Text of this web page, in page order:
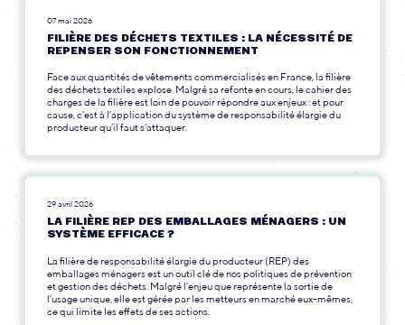
07 mai 2026
FILIÈRE DES DÉCHETS TEXTILES : LA NÉCESSITÉ DE
REPENSER SON FONCTIONNEMENT
Face aux quantités de vêtements commercialisés en France, la filière
des déchets textiles explose. Malgré sa refonte en cours, le cahier des
charges de la filière est loin de pouvoir répondre aux enjeux : et pour
cause, c’est à l’application du système de responsabilité élargie du
producteur qu’il faut s’attaquer.
29 avril 2026
LA FILIÈRE REP DES EMBALLAGES MÉNAGERS : UN
SYSTÈME EFFICACE ?
La filière de responsabilité élargie du producteur (REP) des
emballages ménagers est un outil clé de nos politiques de prévention
et gestion des déchets. Malgré l’enjeu que représente la sortie de
l’usage unique, elle est gérée par les metteurs en marché eux-mêmes,
ce qui limite les effets de ses actions.